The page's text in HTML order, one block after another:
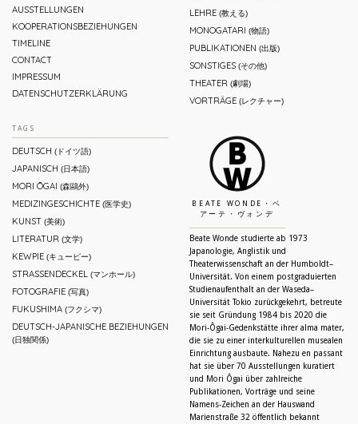
AUSSTELLUNGEN
KOOPERATIONSBEZIEHUNGEN
TIMELINE
CONTACT
IMPRESSUM
DATENSCHUTZERKLÄRUNG
LEHRE(教える)
MONOGATARI (物語)
PUBLIKATIONEN (出版)
SONSTIGES(その他)
THEATER (劇場)
VORTRÄGE(レクチャー)
TAGS
DEUTSCH (ドイツ語)
JAPANISCH (日本語)
MORI ŌGAI (森鷗外)
MEDIZINGESCHICHTE (医学史)
KUNST (美術)
LITERATUR (文学)
KEWPIE (キューピー)
STRASSENDECKEL (マンホール)
FOTOGRAFIE (写真)
FUKUSHIMA (フクシマ)
DEUTSCH-JAPANISCHE BEZIEHUNGEN
(日独関係)
BEATE WONDE・ベ
アーテ・ヴォンデ
Beate Wonde studierte ab 1973
Japanologie, Anglistik und
Theaterwissenschaft an der Humboldt–
Universität. Von einem postgraduierten
Studienaufenthalt an der Waseda–
Universität Tokio zurückgekehrt, betreute
sie seit Gründung 1984 bis 2020 die
Mori-Ôgai-Gedenkstätte ihrer alma mater,
die sie zu einer interkulturellen musealen
Einrichtung ausbaute. Nahezu en passant
hat sie über 70 Ausstellungen kuratiert
und Mori Ôgai über zahlreiche
Publikationen, Vorträge und seine
Namens-Zeichen an der Hauswand
Marienstraße 32 öffentlich bekannt